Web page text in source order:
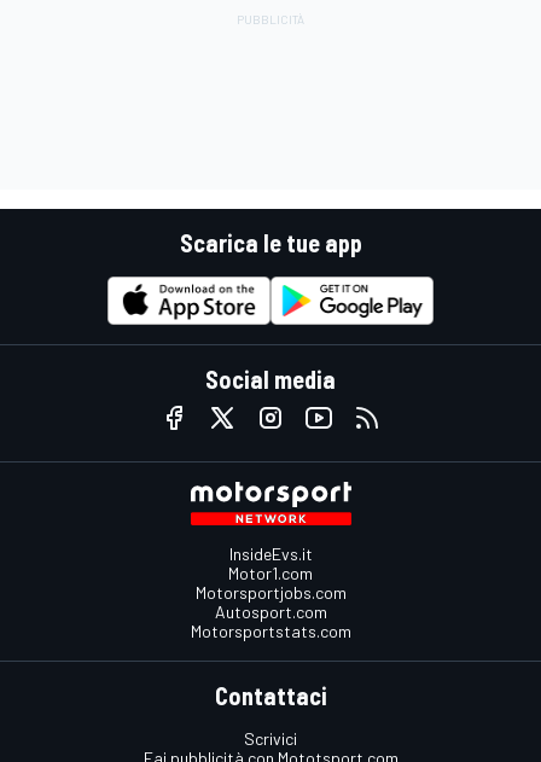
Scarica le tue app
Social media
InsideEvs.it
Motor1.com
Motorsportjobs.com
Autosport.com
Motorsportstats.com
Contattaci
Scrivici
Fai pubblicità con Mototsport.com